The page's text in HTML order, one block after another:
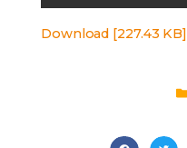
Download [227.43 KB]